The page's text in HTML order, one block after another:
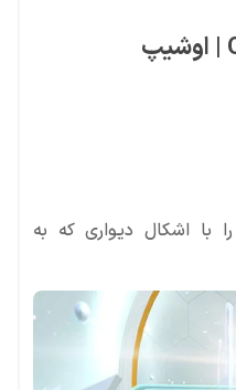
با اشکال دیواری که به